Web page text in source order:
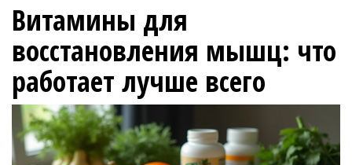
Витамины для
восстановления мышц: что
работает лучше всего